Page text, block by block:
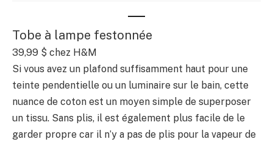
Tobe à lampe festonnée
39,99 $ chez H&M
Si vous avez un plafond suffisamment haut pour une
teinte pendentielle ou un luminaire sur le bain, cette
nuance de coton est un moyen simple de superposer
un tissu. Sans plis, il est également plus facile de le
garder propre car il n’y a pas de plis pour la vapeur de